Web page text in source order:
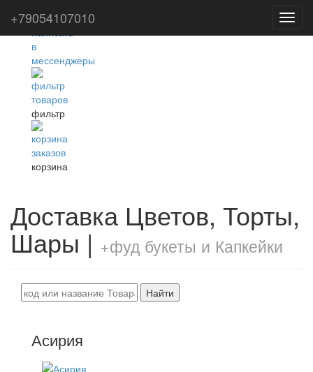
фильтр
корзина
Доставка Цветов, Торты,
Шары | +фуд букеты и Капкейки
Найти
Асирия
+79054107010